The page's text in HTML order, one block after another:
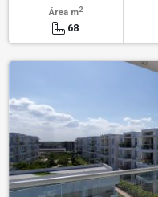
Área m2
68